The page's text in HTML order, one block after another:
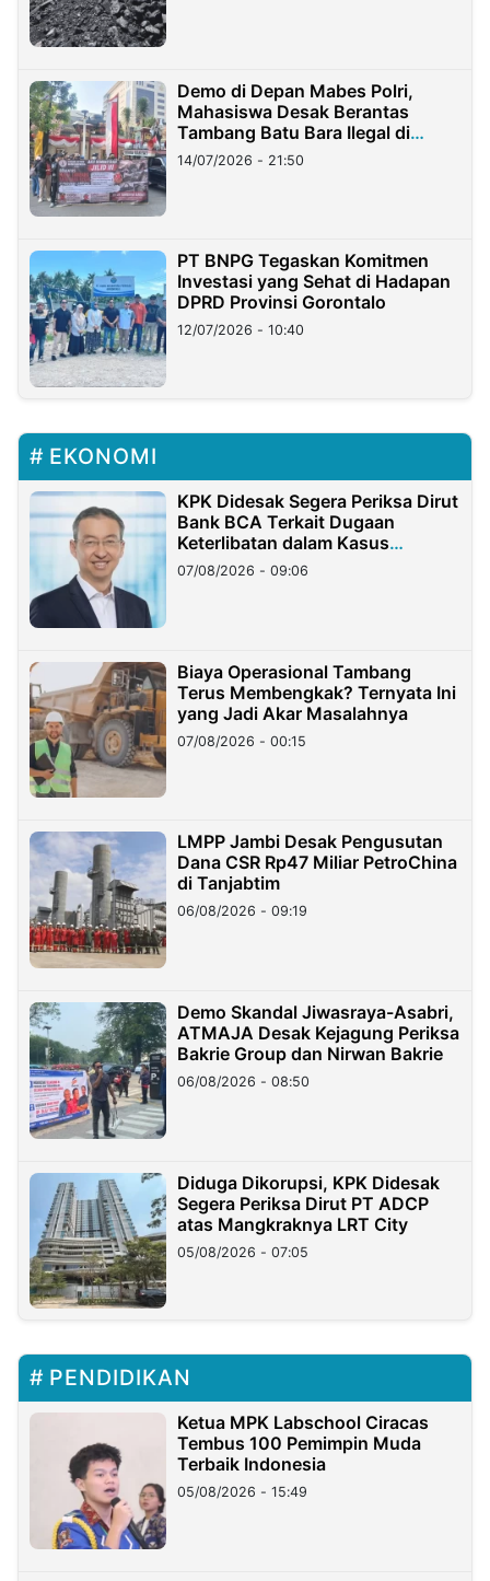
Demo di Depan Mabes Polri,
Mahasiswa Desak Berantas
Tambang Batu Bara Ilegal di
Lampung
14/07/2026 - 21:50
PT BNPG Tegaskan Komitmen
Investasi yang Sehat di Hadapan
DPRD Provinsi Gorontalo
12/07/2026 - 10:40
EKONOMI
KPK Didesak Segera Periksa Dirut
Bank BCA Terkait Dugaan
Keterlibatan dalam Kasus
Hilangnya Dana Nasabah Rp2,58
Miliar
07/08/2026 - 09:06
Biaya Operasional Tambang
Terus Membengkak? Ternyata Ini
yang Jadi Akar Masalahnya
07/08/2026 - 00:15
LMPP Jambi Desak Pengusutan
Dana CSR Rp47 Miliar PetroChina
di Tanjabtim
06/08/2026 - 09:19
Demo Skandal Jiwasraya-Asabri,
ATMAJA Desak Kejagung Periksa
Bakrie Group dan Nirwan Bakrie
06/08/2026 - 08:50
Diduga Dikorupsi, KPK Didesak
Segera Periksa Dirut PT ADCP
atas Mangkraknya LRT City
05/08/2026 - 07:05
PENDIDIKAN
Ketua MPK Labschool Ciracas
Tembus 100 Pemimpin Muda
Terbaik Indonesia
05/08/2026 - 15:49